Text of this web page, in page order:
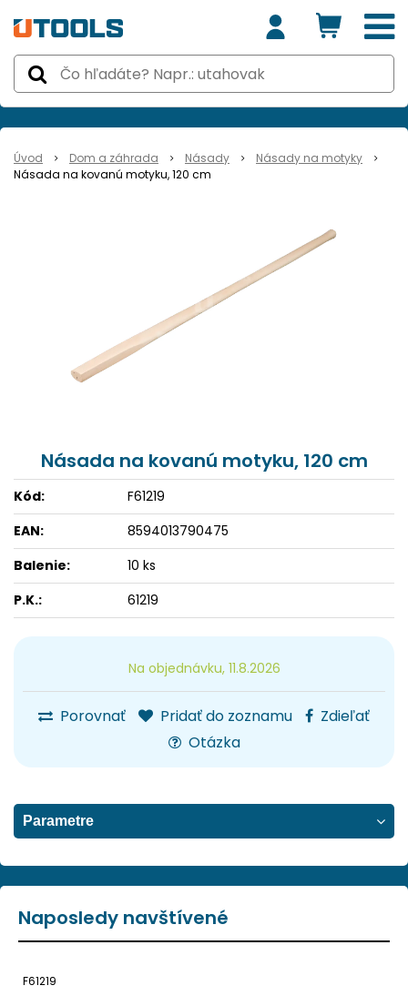
Úvod Dom a záhrada Násady
Násady na motyky
Násada na kovanú motyku, 120 cm
Na objednávku, 11.8.2026
Porovnať Pridať do zoznamu
Zdieľať
Otázka
Násada na kovanú motyku, 120 cm
Kód:
F61219
EAN:
8594013790475
Balenie:
10 ks
P.K.:
61219
Parametre
Naposledy navštívené
F61219